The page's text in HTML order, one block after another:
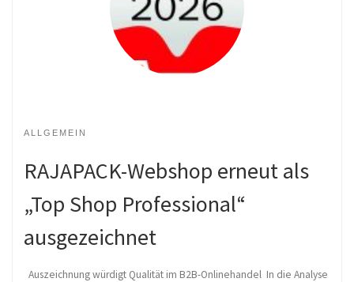
ALLGEMEIN
RAJAPACK-Webshop erneut als
„Top Shop Professional“
ausgezeichnet
Auszeichnung würdigt Qualität im B2B-Onlinehandel In die Analyse